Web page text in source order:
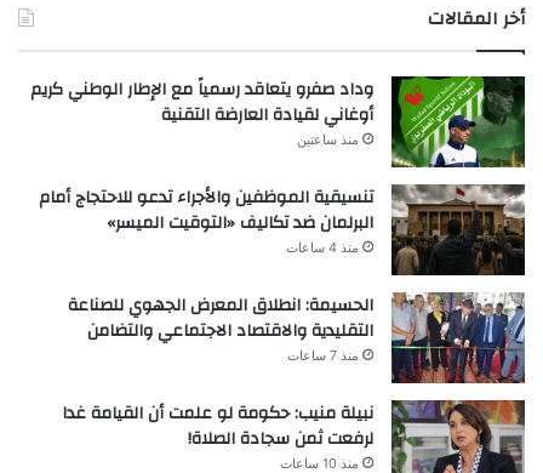
أخر المقالات
وداد صفرو يتعاقد رسمياً مع الإطار الوطني كريم
أوغاني لقيادة العارضة التقنية
منذ ساعتين
تنسيقية الموظفين والأجراء تدعو للاحتجاج أمام
البرلمان ضد تكاليف «التوقيت الميسر»
منذ 4 ساعات
الحسيمة: انطلاق المعرض الجهوي للصناعة
التقليدية والاقتصاد الاجتماعي والتضامن
منذ 7 ساعات
نبيلة منيب: حكومة لو علمت أن القيامة غدا
لرفعت ثمن سجادة الصلاة!
منذ 10 ساعات